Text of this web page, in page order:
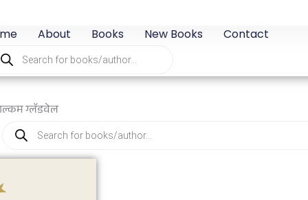
About Books New Books Contact
ग्लॅडवेल
search